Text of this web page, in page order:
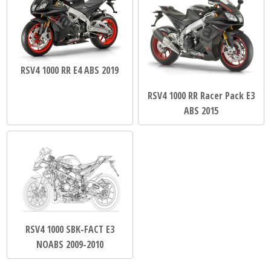
RSV4 1000 RR E4 ABS 2019
RSV4 1000 RR Racer Pack E3
ABS 2015
RSV4 1000 SBK-FACT E3
NOABS 2009-2010